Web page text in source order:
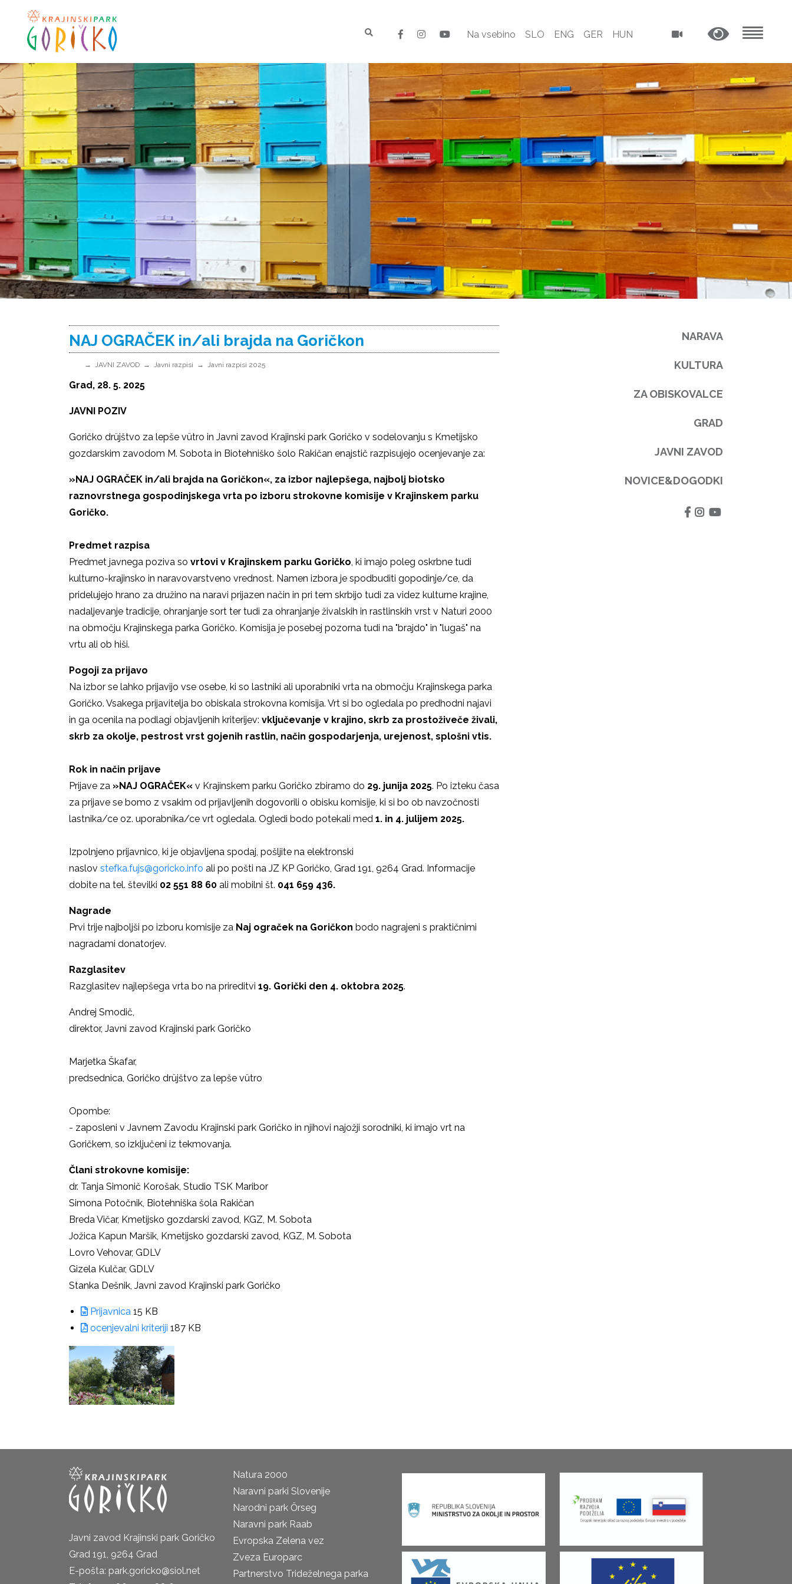
Na vsebino SLO ENG GER HUN
NAJ OGRAČEK in/ali brajda na Goričkon
JAVNI ZAVOD Javni razpisi Javni razpisi 2025
Grad, 28. 5. 2025
JAVNI POZIV
Goričko drüjštvo za lepše vütro in Javni zavod Krajinski park Goričko v sodelovanju s Kmetijsko
gozdarskim zavodom M. Sobota in Biotehniško šolo Rakičan enajstič razpisujejo ocenjevanje za:
»NAJ OGRAČEK in/ali brajda na Goričkon«, za izbor najlepšega, najbolj biotsko
raznovrstnega gospodinjskega vrta po izboru strokovne komisije v Krajinskem parku
Goričko.
Predmet razpisa
Predmet javnega poziva so vrtovi v Krajinskem parku Goričko, ki imajo poleg oskrbne tudi
kulturno-krajinsko in naravovarstveno vrednost. Namen izbora je spodbuditi gopodinje/ce, da
pridelujejo hrano za družino na naravi prijazen način in pri tem skrbijo tudi za videz kulturne krajine,
nadaljevanje tradicije, ohranjanje sort ter tudi za ohranjanje živalskih in rastlinskih vrst v Naturi 2000
na območju Krajinskega parka Goričko. Komisija je posebej pozorna tudi na "brajdo" in "lugaš" na
vrtu ali ob hiši.
Pogoji za prijavo
Na izbor se lahko prijavijo vse osebe, ki so lastniki ali uporabniki vrta na območju Krajinskega parka
Goričko. Vsakega prijavitelja bo obiskala strokovna komisija. Vrt si bo ogledala po predhodni najavi
in ga ocenila na podlagi objavljenih kriterijev: vključevanje v krajino, skrb za prostoživeče živali,
skrb za okolje, pestrost vrst gojenih rastlin, način gospodarjenja, urejenost, splošni vtis.
Rok in način prijave
Prijave za »NAJ OGRAČEK« v Krajinskem parku Goričko zbiramo do 29. junija 2025. Po izteku časa
za prijave se bomo z vsakim od prijavljenih dogovorili o obisku komisije, ki si bo ob navzočnosti
lastnika/ce oz. uporabnika/ce vrt ogledala. Ogledi bodo potekali med 1. in 4. julijem 2025.
Izpolnjeno prijavnico, ki je objavljena spodaj, pošljite na elektronski
naslov stefka.fujs@goricko.info ali po pošti na JZ KP Goričko, Grad 191, 9264 Grad. Informacije
dobite na tel. številki 02 551 88 60 ali mobilni št. 041 659 436.
Nagrade
Prvi trije najboljši po izboru komisije za Naj ograček na Goričkon bodo nagrajeni s praktičnimi
nagradami donatorjev.
Razglasitev
Razglasitev najlepšega vrta bo na prireditvi 19. Gorički den 4. oktobra 2025.
Andrej Smodič,
direktor, Javni zavod Krajinski park Goričko
Marjetka Škafar,
predsednica, Goričko drüjštvo za lepše vütro
Opombe:
- zaposleni v Javnem Zavodu Krajinski park Goričko in njihovi najožji sorodniki, ki imajo vrt na
Goričkem, so izključeni iz tekmovanja.
Člani strokovne komisije:
dr. Tanja Simonič Korošak, Studio TSK Maribor
Simona Potočnik, Biotehniška šola Rakičan
Breda Vičar, Kmetijsko gozdarski zavod, KGZ, M. Sobota
Jožica Kapun Maršik, Kmetijsko gozdarski zavod, KGZ, M. Sobota
Lovro Vehovar, GDLV
Gizela Kulčar, GDLV
Stanka Dešnik, Javni zavod Krajinski park Goričko
Prijavnica 15 KB
ocenjevalni kriteriji 187 KB
NARAVA
KULTURA
ZA OBISKOVALCE
GRAD
JAVNI ZAVOD
NOVICE&DOGODKI
Javni zavod Krajinski park Goričko
Grad 191, 9264 Grad
E-pošta: park.goricko@siol.net
Natura 2000
Naravni parki Slovenije
Narodni park Őrseg
Naravni park Raab
Evropska Zelena vez
Zveza Europarc
Partnerstvo Trideželnega parka